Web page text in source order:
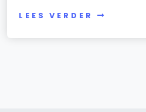
LEES VERDER